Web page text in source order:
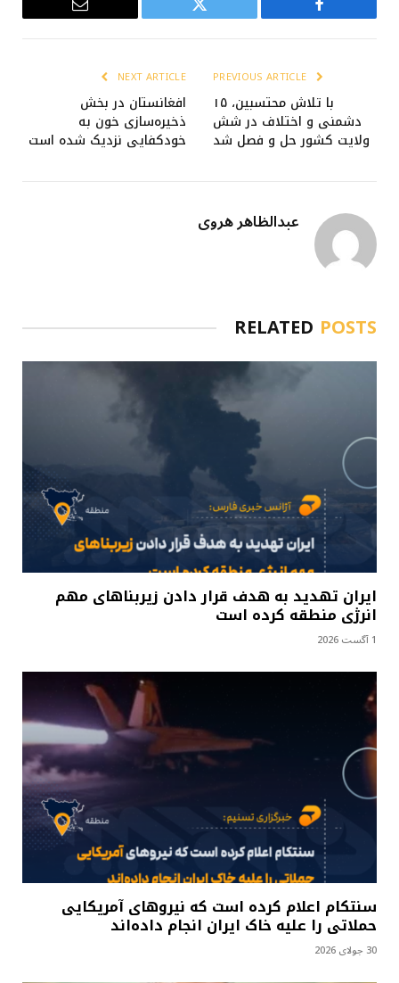
Facebook
Twitter
Email
با تلاش محتسبین، ۱۵
دشمنی و اختلاف در شش
ولایت کشور حل و فصل شد
NEXT ARTICLE
افغانستان در بخش
ذخیره‌سازی خون به
خودکفایی نزدیک شده است
عبدالظاهر هروی
RELATED POSTS
ایران تهدید به هدف قرار دادن زیربناهای مهم
انرژی منطقه کرده است
1 آگست 2026
سنتکام اعلام کرده است که نیروهای آمریکایی
حملاتی را علیه خاک ایران انجام داده‌اند
30 جولای 2026